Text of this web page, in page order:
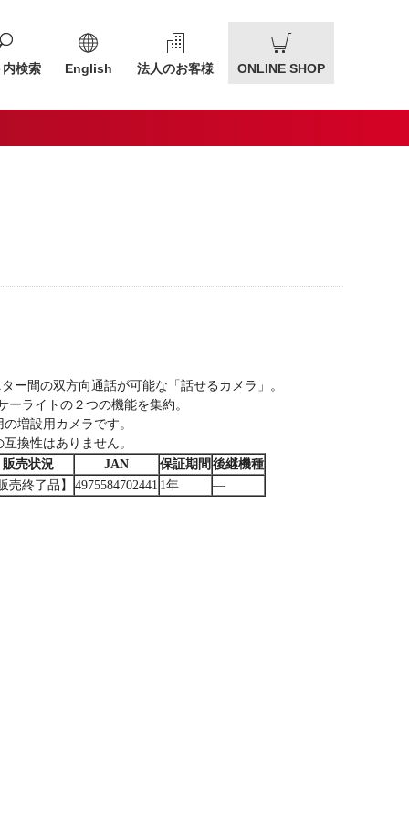
検索 English 法人のお客様 ONLINE SHOP
ー間の双方向通話が可能な「話せるカメラ」。
ーライトの２つの機能を集約。
の増設用カメラです。
互換性はありません。
販売状況
JAN 保証期間 後継機種
売終了品】
4975584702441 1年 ―